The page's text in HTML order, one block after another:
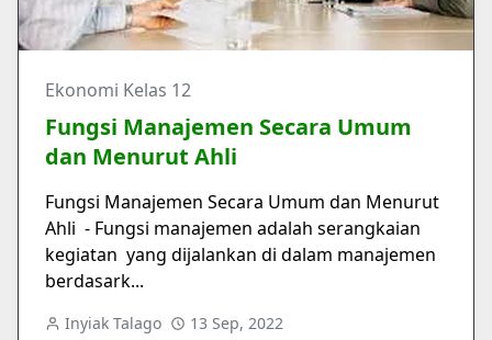
Ekonomi Kelas 12
Fungsi Manajemen Secara Umum
dan Menurut Ahli
Fungsi Manajemen Secara Umum dan Menurut
Ahli - Fungsi manajemen adalah serangkaian
kegiatan yang dijalankan di dalam manajemen
berdasark...
Inyiak Talago 13 Sep, 2022